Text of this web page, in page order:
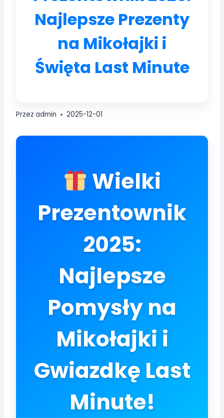
Najlepsze Prezenty
na Mikołajki i
Święta Last Minute
Przez admin 2025-12-01
Wielki
Prezentownik
2025:
Najlepsze
Pomysły na
Mikołajki i
Gwiazdkę Last
Minute!